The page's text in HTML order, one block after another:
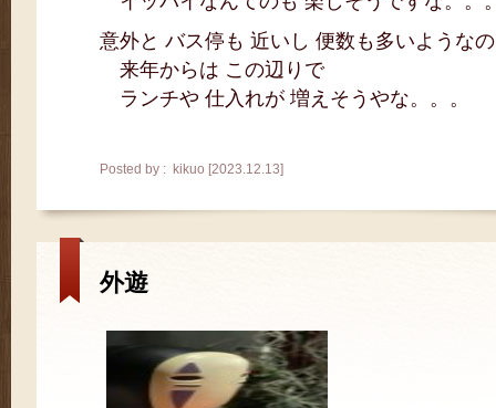
意外と バス停も 近いし 便数も多いような
来年からは この辺りで
ランチや 仕入れが 増えそうやな。。。
Posted by : kikuo [2023.12.13]
外遊